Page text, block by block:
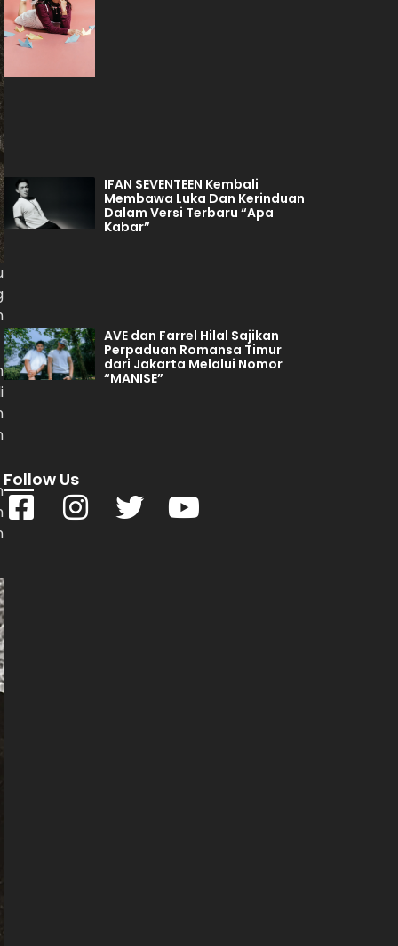
IFAN SEVENTEEN Kembali
Membawa Luka Dan Kerinduan
Dalam Versi Terbaru “Apa
Kabar”
AVE dan Farrel Hilal Sajikan
Perpaduan Romansa Timur
dari Jakarta Melalui Nomor
“MANISE”
Follow Us